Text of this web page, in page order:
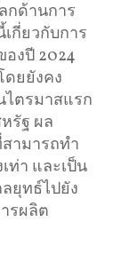
กด้านการ
กี่ยวกับการ
งปี 2024
ยยังคง
ตรมาสแรก
รัฐ ผล
ามารถทำ
ท่า และเป็น
ยุทธ์ไปยัง
รผลิต